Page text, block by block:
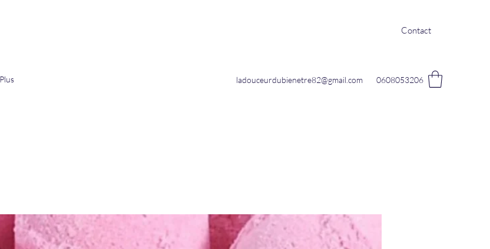
Contact
Plus ladouceurdubienetre82@gmail.com 0608053206